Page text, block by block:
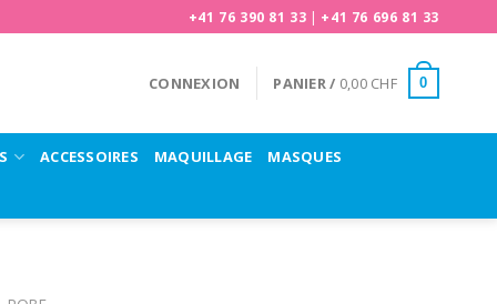
+41 76 390 81 33 | +41 76 696 81 33
CONNEXION PANIER / 0,00 CHF 0
ACCESSOIRES MAQUILLAGE MASQUES